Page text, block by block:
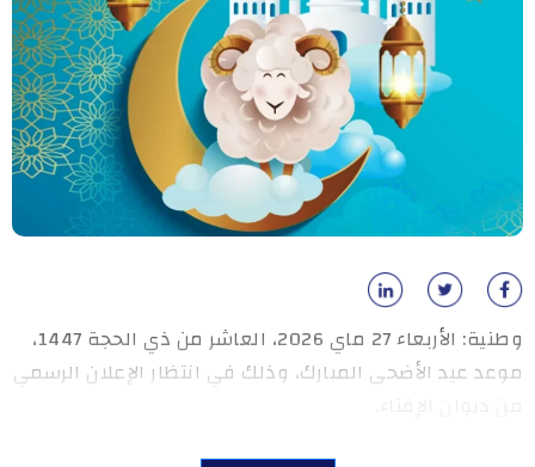
وطنية: الأربعاء 27 ماي 2026، العاشر من ذي الحجة 1447،
موعد عيد الأضحى المبارك، وذلك في انتظار الإعلان الرسمي